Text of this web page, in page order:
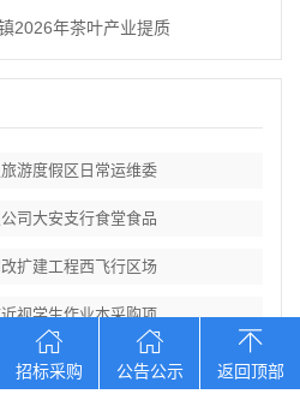
2026年茶叶产业提质
游度假区日常运维委
司大安支行食堂食品
扩建工程西飞行区场
视学生作业本采购项
行及辖内支行职工体
招标采购 公告公示 返回顶部